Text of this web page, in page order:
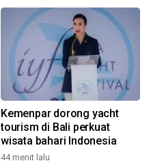
Kemenpar dorong yacht
tourism di Bali perkuat
wisata bahari Indonesia
44 menit lalu